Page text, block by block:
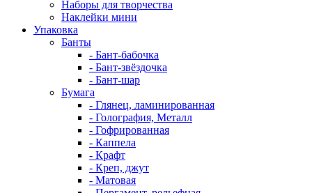
Наборы для творчества
Наклейки мини
Упаковка
Банты
- Бант-бабочка
- Бант-звёздочка
- Бант-шар
Бумага
- Глянец, ламинированная
- Голография, Металл
- Гофрированная
- Каппела
- Крафт
- Креп, джут
- Матовая